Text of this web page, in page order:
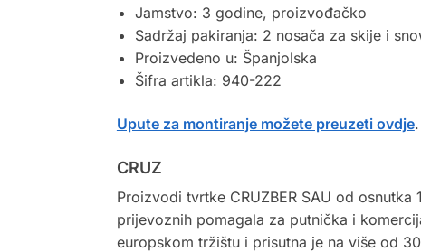
Jamstvo: 3 godine, proizvođačko
Sadržaj pakiranja: 2 nosača za skije i
Proizvedeno u: Španjolska
Šifra artikla: 940-222
Upute za montiranje možete preuzeti ovdje.
CRUZ
Proizvodi tvrtke CRUZBER SAU od
prijevoznih pomagala za putnička i
europskom tržištu i prisutna je na više od